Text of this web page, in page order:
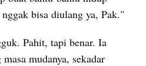
bisa diulang ya, Pak."
Pahit, tapi benar. Ia
mudanya, sekadar